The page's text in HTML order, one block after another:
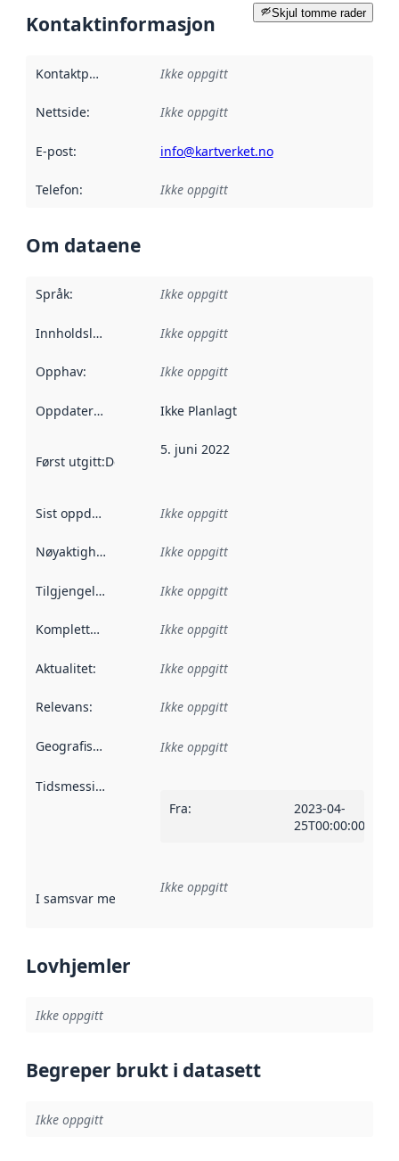
Skjul tomme rader
Kontaktinformasjon
Kontaktpunkt Ikke oppgitt
Nettside: Ikke oppgitt
E-post: info@kartverket.no
Telefon: Ikke oppgitt
Om dataene
Språk: Ikke oppgitt
Innholdsleverandører :
Ikke oppgitt
Opphav: Ikke oppgitt
Oppdateringsfrekvens :
Ikke Planlagt
Først utgitt:Denne datoen sier når dataene i dette
5. juni 2022
Sist oppdatert Ikke oppgitt
Nøyaktighet Ikke oppgitt
Tilgjengelighet Ikke oppgitt
Kompletthet Ikke oppgitt
Aktualitet: Ikke oppgitt
Relevans: Ikke oppgitt
Geografisk avgrensning :
Ikke oppgitt
Tidsmessig avgrensning
Fra:
2023-04-
25T00:00:00Z
I samsvar med Referanse til en implementasjonsregel
Ikke oppgitt
Lovhjemler
Ikke oppgitt
Begreper brukt i datasett
Ikke oppgitt